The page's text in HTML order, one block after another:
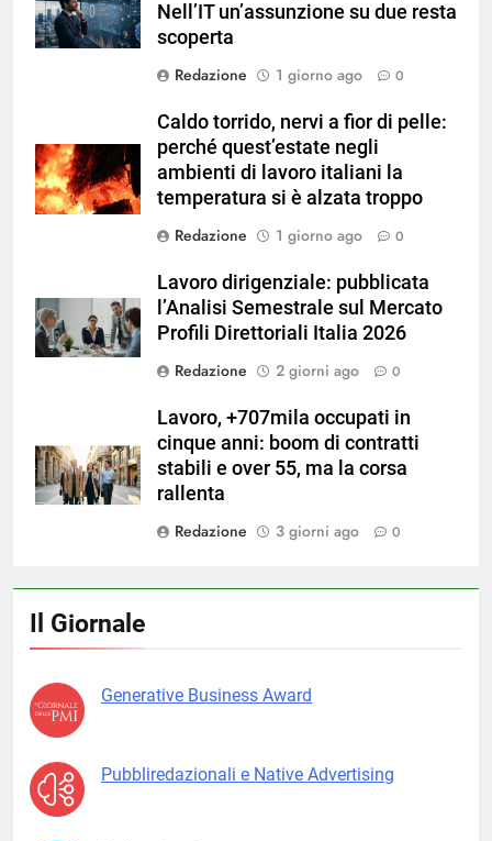
Nell’IT un’assunzione su due resta
scoperta
Redazione
1 giorno ago 0
Caldo torrido, nervi a fior di pelle:
perché quest’estate negli
ambienti di lavoro italiani la
temperatura si è alzata troppo
Redazione
1 giorno ago 0
Lavoro dirigenziale: pubblicata
l’Analisi Semestrale sul Mercato
Profili Direttoriali Italia 2026
Redazione
2 giorni ago 0
Lavoro, +707mila occupati in
cinque anni: boom di contratti
stabili e over 55, ma la corsa
rallenta
Redazione
3 giorni ago 0
Il Giornale
Generative Business Award
Pubbliredazionali e Native Advertising